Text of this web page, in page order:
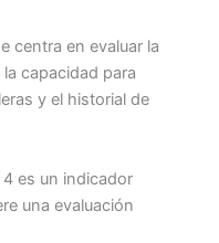
centra en evaluar la
capacidad para
y el historial de
es un indicador
una evaluación